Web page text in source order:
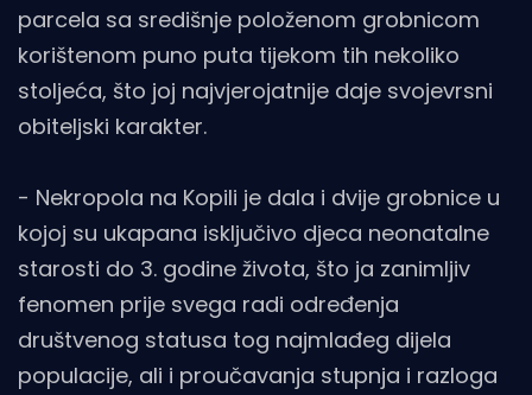
parcela sa središnje položenom grobnicom
korištenom puno puta tijekom tih nekoliko
stoljeća, što joj najvjerojatnije daje svojevrsni
obiteljski karakter.
- Nekropola na Kopili je dala i dvije grobnice u
kojoj su ukapana isključivo djeca neonatalne
starosti do 3. godine života, što ja zanimljiv
fenomen prije svega radi određenja
društvenog statusa tog najmlađeg dijela
populacije, ali i proučavanja stupnja i razloga